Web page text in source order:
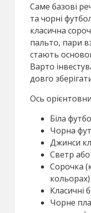
Саме базові
та чорні
класична
пальто, пари
стають
Варто
довго
Ось
Біла
Чорна
Джинси
Светр
Сорочка
кольорах)
Класичні
Чорне